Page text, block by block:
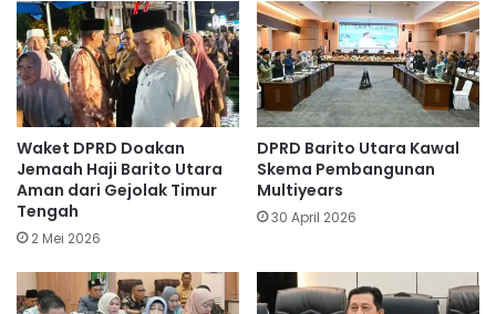
Waket DPRD Doakan
Jemaah Haji Barito Utara
Aman dari Gejolak Timur
Tengah
2 Mei 2026
DPRD Barito Utara Kawal
Skema Pembangunan
Multiyears
30 April 2026